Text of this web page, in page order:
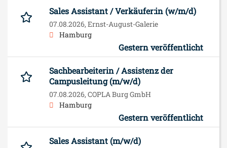
Sales Assistant / Verkäufer:in (w/m/d)
07.08.2026, Ernst-August-Galerie
Hamburg
Gestern veröffentlicht
Sachbearbeiterin / Assistenz der
Campusleitung (m/w/d)
07.08.2026, COPLA Burg GmbH
Hamburg
Gestern veröffentlicht
Sales Assistant (m/w/d)